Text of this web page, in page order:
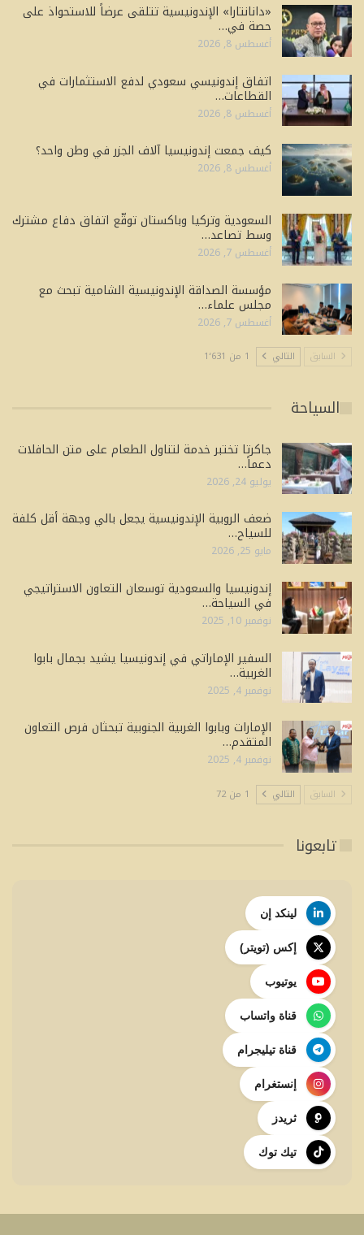
«دانانتارا» الإندونيسية تتلقى عرضاً للاستحواذ على
حصة في…
أغسطس 8, 2026
اتفاق إندونيسي سعودي لدفع الاستثمارات في
القطاعات…
أغسطس 8, 2026
كيف جمعت إندونيسيا آلاف الجزر في وطن واحد؟
أغسطس 8, 2026
السعودية وتركيا وباكستان توقّع اتفاق دفاع مشترك
وسط تصاعد…
أغسطس 7, 2026
مؤسسة الصداقة الإندونيسية الشامية تبحث مع
مجلس علماء…
أغسطس 7, 2026
السابق التالي 1 من 1٬631
السياحة
جاكرتا تختبر خدمة لتناول الطعام على متن الحافلات
دعماً…
يوليو 24, 2026
ضعف الروبية الإندونيسية يجعل بالي وجهة أقل كلفة
للسياح…
مايو 25, 2026
إندونيسيا والسعودية توسعان التعاون الاستراتيجي
في السياحة…
نوفمبر 10, 2025
السفير الإماراتي في إندونيسيا يشيد بجمال بابوا
الغربية…
نوفمبر 4, 2025
الإمارات وبابوا الغربية الجنوبية تبحثان فرص التعاون
المتقدم…
نوفمبر 4, 2025
السابق التالي 1 من 72
تابعونا
لينكد إن
إكس (تويتر)
يوتيوب
قناة واتساب
قناة تيليجرام
إنستغرام
ثريدز
تيك توك